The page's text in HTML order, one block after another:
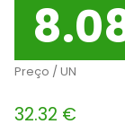
Preço / UN
32.32 €